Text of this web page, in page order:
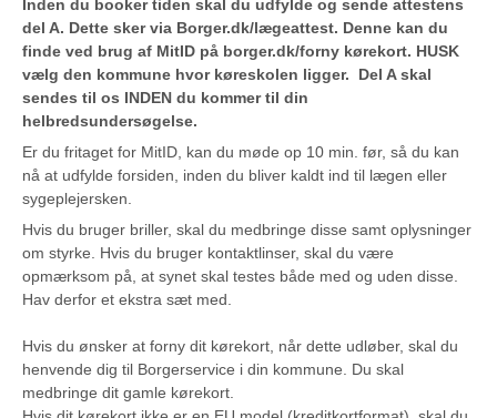
Inden du booker tiden skal du udfylde og sende attestens
del A. Dette sker via Borger.dk/lægeattest. Denne kan du
finde ved brug af MitID på borger.dk/forny kørekort. HUSK
vælg den kommune hvor køreskolen ligger. Del A skal
sendes til os INDEN du kommer til din
helbredsundersøgelse.
Er du fritaget for MitID, kan du møde op 10 min. før, så du kan
nå at udfylde forsiden, inden du bliver kaldt ind til lægen eller
sygeplejersken.
Hvis du bruger briller, skal du medbringe disse samt oplysninger
om styrke. Hvis du bruger kontaktlinser, skal du være
opmærksom på, at synet skal testes både med og uden disse.
Hav derfor et ekstra sæt med.
Hvis du ønsker at forny dit kørekort, når dette udløber, skal du
henvende dig til Borgerservice i din kommune. Du skal
medbringe dit gamle kørekort.